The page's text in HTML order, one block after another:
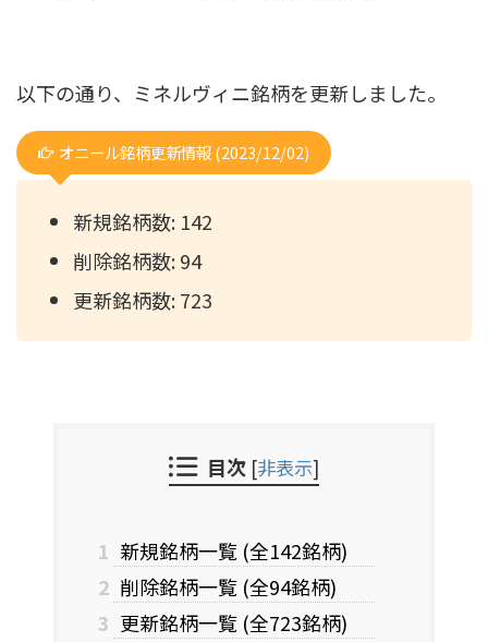
以下の通り、ミネルヴィニ銘柄を更新しました。
オニール銘柄更新情報 (2023/12/02)
新規銘柄数: 142
削除銘柄数: 94
更新銘柄数: 723
目次 [非表示]
1 新規銘柄一覧 (全142銘柄)
2 削除銘柄一覧 (全94銘柄)
3 更新銘柄一覧 (全723銘柄)